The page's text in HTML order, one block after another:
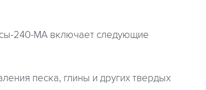
240-МА включает следующие
песка, глины и других твердых